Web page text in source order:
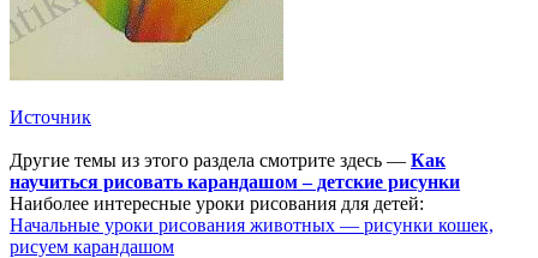
Источник
Другие темы из этого раздела смотрите здесь — Как
научиться рисовать карандашом – детские рисунки
Наиболее интересные уроки рисования для детей:
Начальные уроки рисования животных — рисунки кошек,
рисуем карандашом